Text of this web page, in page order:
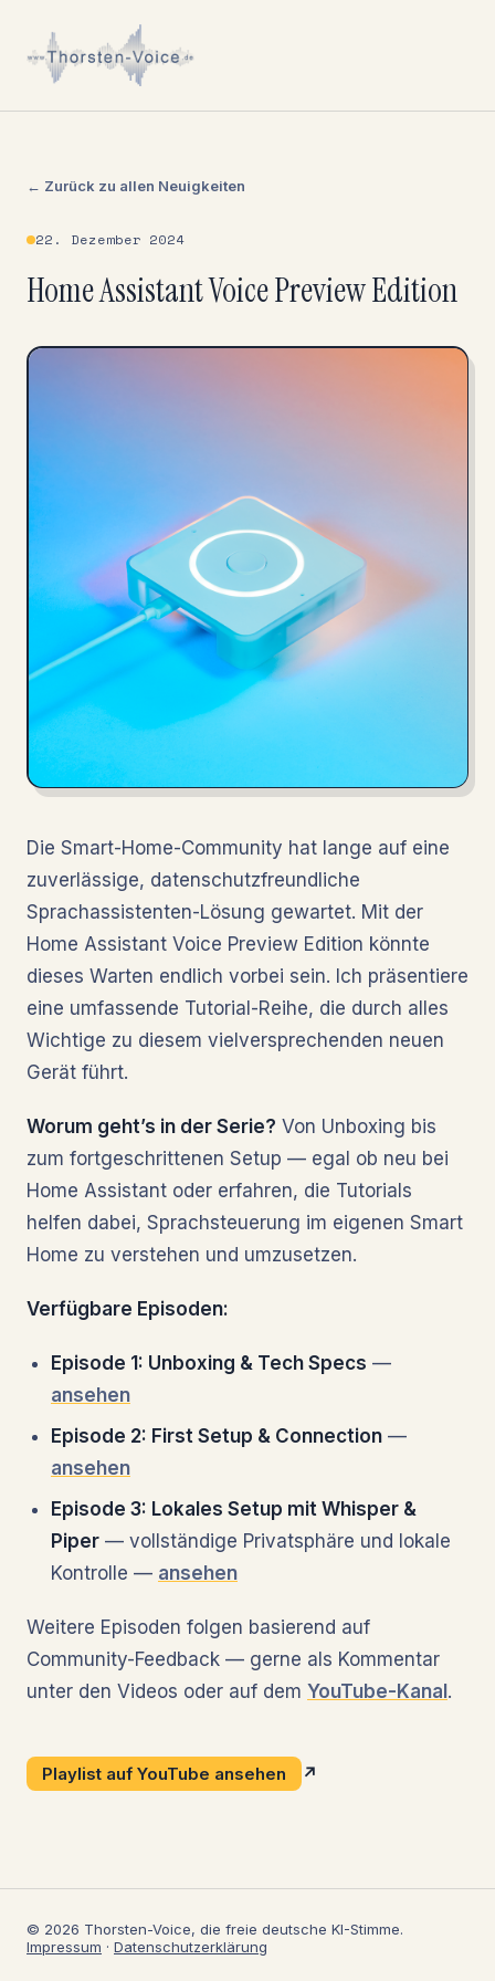
← Zurück zu allen Neuigkeiten
22. Dezember 2024
Home Assistant Voice Preview Edition
Die Smart-Home-Community hat lange auf eine
zuverlässige, datenschutzfreundliche
Sprachassistenten-Lösung gewartet. Mit der
Home Assistant Voice Preview Edition könnte
dieses Warten endlich vorbei sein. Ich präsentiere
eine umfassende Tutorial-Reihe, die durch alles
Wichtige zu diesem vielversprechenden neuen
Gerät führt.
Worum geht’s in der Serie? Von Unboxing bis
zum fortgeschrittenen Setup — egal ob neu bei
Home Assistant oder erfahren, die Tutorials
helfen dabei, Sprachsteuerung im eigenen Smart
Home zu verstehen und umzusetzen.
Verfügbare Episoden:
Episode 1: Unboxing & Tech Specs —
ansehen
Episode 2: First Setup & Connection —
ansehen
Episode 3: Lokales Setup mit Whisper &
Piper — vollständige Privatsphäre und lokale
Kontrolle — ansehen
Weitere Episoden folgen basierend auf
Community-Feedback — gerne als Kommentar
unter den Videos oder auf dem YouTube-Kanal .
Playlist auf YouTube ansehen ↗
© 2026 Thorsten-Voice, die freie deutsche KI-Stimme.
Impressum · Datenschutzerklärung